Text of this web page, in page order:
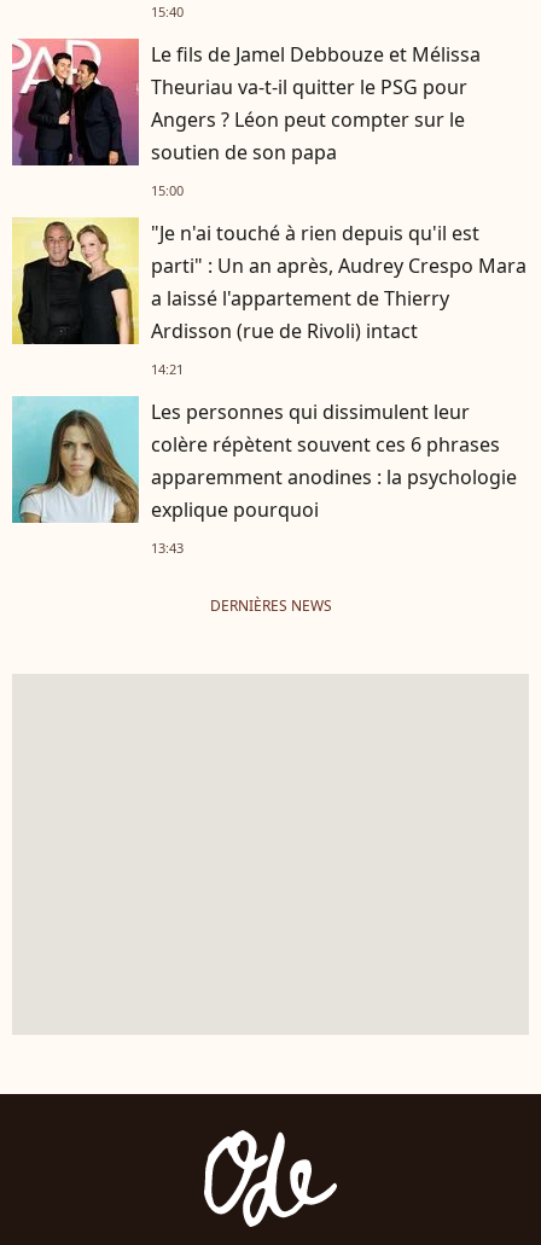
15:40
Le fils de Jamel Debbouze et Mélissa
Theuriau va-t-il quitter le PSG pour
Angers ? Léon peut compter sur le
soutien de son papa
15:00
"Je n'ai touché à rien depuis qu'il est
parti" : Un an après, Audrey Crespo Mara
a laissé l'appartement de Thierry
Ardisson (rue de Rivoli) intact
14:21
Les personnes qui dissimulent leur
colère répètent souvent ces 6 phrases
apparemment anodines : la psychologie
explique pourquoi
13:43
DERNIÈRES NEWS